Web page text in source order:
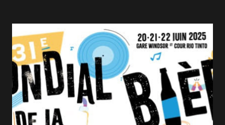
nos sens : on plonge dans une piscine de balles, on brasse
des billets, on joue dans une salle pleine de cotillons, on
admire des centaines de lanternes... C'est beau et en plus
ça sent bon car des parfums signatures ont été conçus par
une firme de marketing olfactif pour compléter
l'expérience immersive. Les objets ont été pour la plupart
transformés ou recyclés et on nous présente des univers